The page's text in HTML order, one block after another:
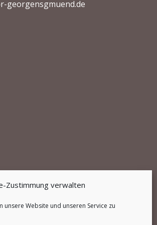
Zustimmung verwalten
unsere Website und unseren Service zu
georgensgmuend.de